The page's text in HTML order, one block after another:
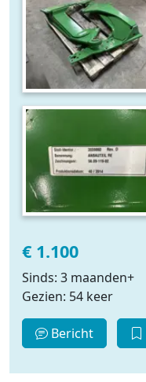
€ 1.100
Sinds: 3 maanden+
Gezien: 54 keer
Bericht